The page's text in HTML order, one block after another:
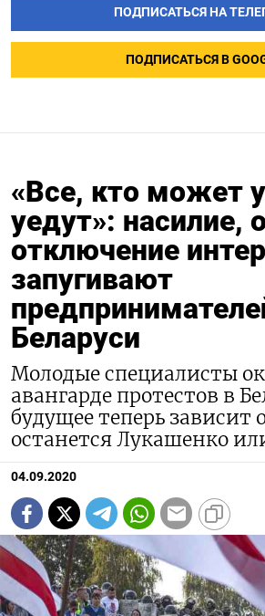
ПОДПИСАТЬСЯ НА
ПОДПИСАТЬСЯ В
«Все, кто может
уедут»: насилие,
отключение
запугивают
Беларуси
Молодые специалисты
авангарде протестов в
будущее теперь зависит
останется Лукашенко
04.09.2020